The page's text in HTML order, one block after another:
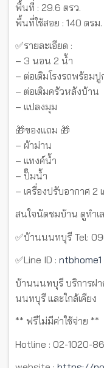
พื้นที่ : 29.6 ตรว.
พื้นที่ใช้สอย : 140 ตรม.
✅รายละเอียด :
– 3 นอน 2 น้ำ
– ต่อเติมโรงรถพร้อมปู
– ต่อเติมครัวหลังบ้าน
– แปลงมุม
🎁ของแถม 🎁
– ผ้าม่าน
– แทงค์น้ำ
– ปั๊มน้ำ
– เครื่องปรับอากาศ 2
สนใจนัดชมบ้าน ดูทำเ
✅บ้านนนทบุรี Tel:
✅Line ID : ntbhome1
บ้านนนทบุรี บริการฝา
นนทบุรี และใกล้เคียง
** ฟรีไม่มีค่าใช้จ่าย **
Hotline : 02-1020-